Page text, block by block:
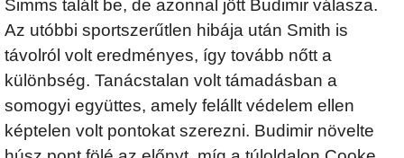
Simms talált be, de azonnal jött Budimir válasza.
Az utóbbi sportszerűtlen hibája után Smith is
távolról volt eredményes, így tovább nőtt a
különbség. Tanácstalan volt támadásban a
somogyi együttes, amely felállt védelem ellen
képtelen volt pontokat szerezni. Budimir növelte